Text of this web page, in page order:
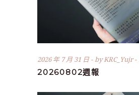
2026 年 7 月 31 日 byKRC_Yujr
20260802週報